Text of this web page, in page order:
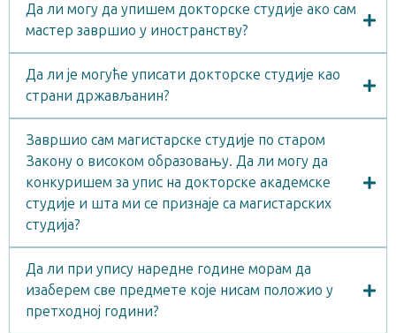
Да ли могу да упишем докторске студије ако сам
мастер завршио у иностранству?
Да ли је могуће уписати докторске студије као
страни држављанин?
Завршио сам магистарске студије по старом
Закону о високом образовању. Да ли могу да
конкуришем за упис на докторске академске
студије и шта ми се признаје са магистарских
студија?
Да ли при упису наредне године морам да
изаберем све предмете које нисам положио у
претходној години?